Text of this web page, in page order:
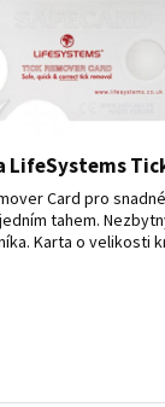
Card pro
tahem.
Karta o velikosti